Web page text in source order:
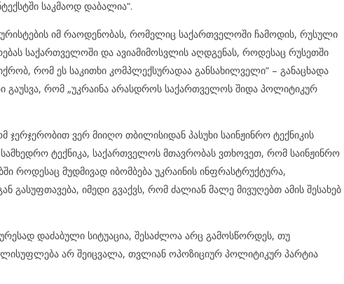
საკმაოდ დაბალია“.
იმ რაოდენობას, რომელიც საქართველოში ჩამოდის, რუსული
საქართველოში და ავიამიმოსვლის აღდგენას, როდესაც რუსეთში
რომ ეს საკითხი კომპლექსურადაა განსახილველი“ – განაცხადა
გაუსვა, რომ „უკრაინა არასდროს საქართველოს შიდა პოლიტიკურ
ჯერჯერობით ვერ მიიღო თბილისიდან პასუხი საინჟინრო ტექნიკის
სამხედრო ტექნიკა, საქართველოს მთავრობას ვთხოვეთ, რომ საინჟინრო
როდესაც მუდმივად იბომბება უკრაინის ინფრასტრუქტურა,
გასუფთავება, იმედი გვაქვს, რომ ძალიან მალე მივუღებთ ამის შესახებ
დაძაბული სიტუაცია, შესაძლოა არც გამოსწორდეს, თუ
არ შეიცვალა, თვლიან ოპოზიციურ პოლიტიკურ პარტია